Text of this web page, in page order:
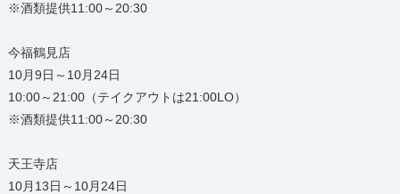
※酒類提供11:00～20:30
今福鶴見店
10月9日～10月24日
10:00～21:00（テイクアウトは21:00LO）
※酒類提供11:00～20:30
天王寺店
10月13日～10月24日